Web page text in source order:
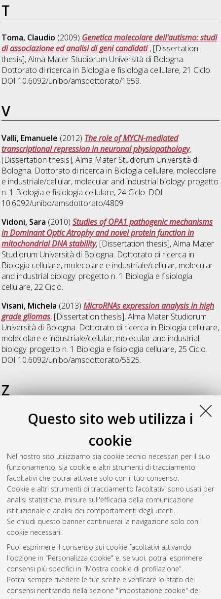
Questo sito web utilizza i
cookie
Nel nostro sito utilizziamo sia cookie tecnici necessari per il suo
funzionamento, sia cookie e altri strumenti di tracciamento
facoltativi che potrai attivare solo con il tuo consenso.
Cookie e altri strumenti di tracciamento facoltativi sono usati per
analisi statistiche, misure sull'efficacia della comunicazione
istituzionale e analisi dei comportamenti degli utenti.
Se chiudi questo banner continuerai la navigazione solo con i
cookie necessari.
Puoi esprimere il consenso sui cookie facoltativi attivando
l'opzione in "Personalizza cookie" e, se vuoi, potrai esprimere
consensi più specifici in "Mostra cookie di profilazione".
Potrai sempre rivedere le tue scelte e verificare lo stato dei
consensi rientrando nella sezione "Impostazione cookie" del
T
Toma, Claudio (2009) Genetica molecolare dell'autismo: studi
di associazione ed analisi di geni candidati, [Dissertation
thesis], Alma Mater Studiorum Università di Bologna.
Dottorato di ricerca in Biologia e fisiologia cellulare, 21 Ciclo.
DOI 10.6092/unibo/amsdottorato/1659.
V
Valli, Emanuele (2012) The role of MYCN-mediated
transcriptional repression in neuronal physiopathology,
[Dissertation thesis], Alma Mater Studiorum Università di
Bologna. Dottorato di ricerca in Biologia cellulare, molecolare
e industriale/cellular, molecular and industrial biology: progetto
n. 1 Biologia e fisiologia cellulare, 24 Ciclo. DOI
10.6092/unibo/amsdottorato/4809.
Vidoni, Sara (2010)Studies of OPA1 pathogenic mechanisms
in Dominant Optic Atrophy and novel protein function in
mitochondrial DNA stability, [Dissertation thesis], Alma Mater
Studiorum Università di Bologna. Dottorato di ricerca in
Biologia cellulare, molecolare e industriale/cellular, molecular
and industrial biology: progetto n. 1 Biologia e fisiologia
cellulare, 22 Ciclo.
Visani, Michela (2013)MicroRNAs expression analysis in high
grade gliomas, [Dissertation thesis], Alma Mater Studiorum
Università di Bologna. Dottorato di ricerca in Biologia cellulare,
molecolare e industriale/cellular, molecular and industrial
biology: progetto n. 1 Biologia e fisiologia cellulare, 25 Ciclo.
DOI 10.6092/unibo/amsdottorato/5525.
Z
Zoli, Monica(2011)Structural and functional analysis of
centromeric chromatin, [Dissertation thesis], Alma Mater
Studiorum Università di Bologna. Dottorato di ricerca in
Biologia cellulare, molecolare e industriale/cellular, molecular
and industrial biology: progetto n. 1 Biologia e fisiologia
cellulare, 23 Ciclo. DOI 10.6092/unibo/amsdottorato/3803.
Questa lista e' stata generata il Wed Aug 5 20:49:50 2026
Atom
Rss 1.0
Rss 2.0